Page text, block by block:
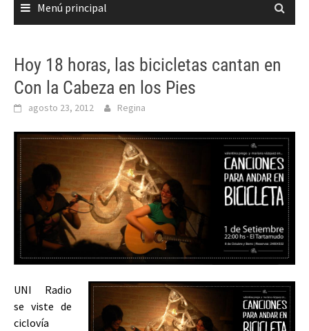
Menú principal
Hoy 18 horas, las bicicletas cantan en
Con la Cabeza en los Pies
agosto 23, 2012 Regina
UNI Radio
se viste de
ciclovía